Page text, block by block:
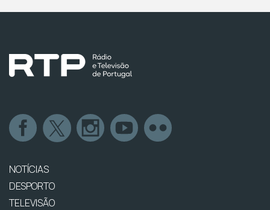
NOTÍCIAS
DESPORTO
TELEVISÃO